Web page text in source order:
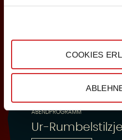
COOKIES
28.10.2026
Mittwoch, 19:30 Uhr
ABENDPROGRAMM
Ur-Rumbelstilzje